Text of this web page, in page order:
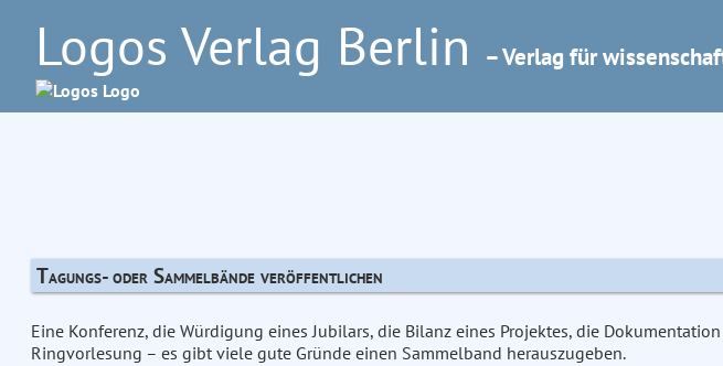
Logos Verlag Berlin – Verlag für
Tagungs- oder Sammelbände veröffentlichen
Eine Konferenz, die Würdigung eines Jubilars, die Bilanz eines Projektes, die
Ringvorlesung – es gibt viele gute Gründe einen Sammelband herauszugeben.